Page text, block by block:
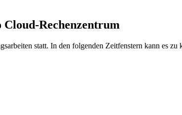
Rechenzentrum
statt. In den folgenden Zeitfenstern kann es